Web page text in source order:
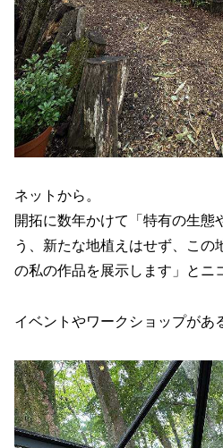
ネットから。
開拓に数年かけて「特有の生態
う、新たな地植えはせず、この
の私の作品を展示します」とニ
イベントやワークショップがあ